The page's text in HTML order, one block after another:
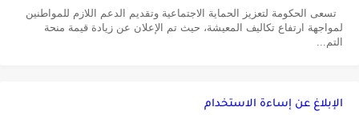
تسعى الحكومة لتعزيز الحماية الاجتماعية وتقديم الدعم اللازم للمواطنين
لمواجهة ارتفاع تكاليف المعيشة، حيث تم الإعلان عن زيادة قيمة منحة
التم...
الإبلاغ عن إساءة الاستخدام